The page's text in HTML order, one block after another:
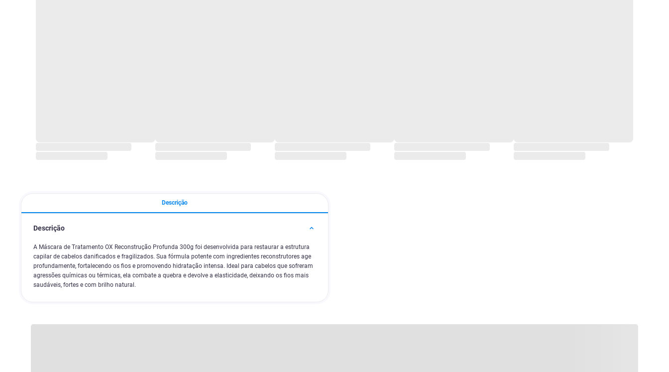
Descrição
Descrição
A Máscara de Tratamento OX Reconstrução Profunda 300g foi desenvolvida para restaurar a estrutura
capilar de cabelos danificados e fragilizados. Sua fórmula potente com ingredientes reconstrutores age
profundamente, fortalecendo os fios e promovendo hidratação intensa. Ideal para cabelos que sofreram
agressões químicas ou térmicas, ela combate a quebra e devolve a elasticidade, deixando os fios mais
saudáveis, fortes e com brilho natural.